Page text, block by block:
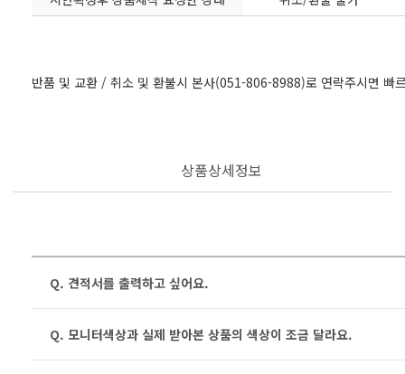
반품 및 교환 / 취소 및 환불시 본사(051-806-8988)로 연락주시면 빠
상품상세정보
Q. 견적서를 출력하고 싶어요.
Q. 모니터색상과 실제 받아본 상품의 색상이 조금 달라요.